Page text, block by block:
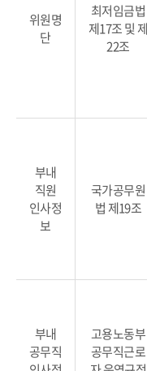
위원명
단
최저임금법
제17조 및 제
22조
부내
직원
인사정
보
국가공무원
법 제19조
부내
공무직
고용노동부
공무직근로